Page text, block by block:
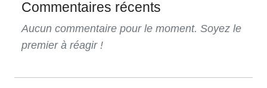
Commentaires récents
Aucun commentaire pour le moment. Soyez le
premier à réagir !